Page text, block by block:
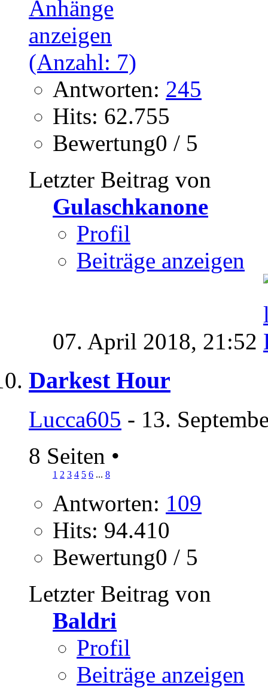
Antworten: 245
Hits: 62.755
Bewertung0 / 5
Letzter Beitrag von
Gulaschkanone
Profil
Beiträge anzeigen
07. April 2018, 21:52
Darkest Hour
Lucca605 - 13.
8 Seiten •
1 2 3 4 5 6 ... 8
Antworten: 109
Hits: 94.410
Bewertung0 / 5
Letzter Beitrag von
Baldri
Profil
Beiträge anzeigen